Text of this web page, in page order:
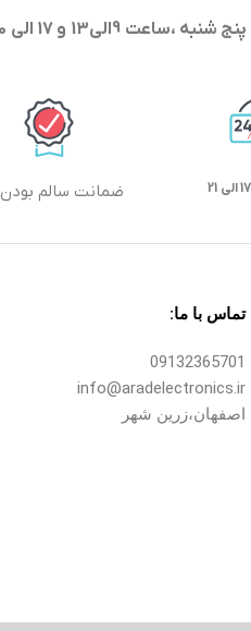
9الی13 و 17 الی 20 پاسخگوی شما هستیم
ضمانت سالم بودن
تماس با ما:
09132365701
info@aradelectronics.ir
اصفهان،زرین شهر